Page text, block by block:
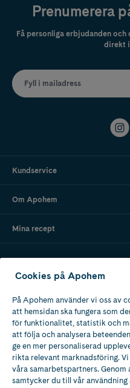
Prenumerera
Få personliga erbjudanden och
direkt
Fyll i mailadress
Kundservice
Om Apohem
Mina recept
Ladda ner vår app
Apotek med tillstånd
av Läkemedelsverket
Cookies på Apohem
På Apohem använder vi oss av
att hemsidan ska fungera som
för funktionalitet, statistik och
att följa och analysera
ge en mer personaliserad
rikta relevant marknadsföring.
våra samarbetspartners.
samtycker du till vår användning